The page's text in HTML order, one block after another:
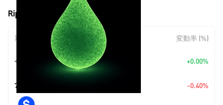
Ripplebids (XRPB-SOL) の価格変動
期間 金額変動 変動率 (%)
今日 +$0.00 +0.00%
7日 -0.40%